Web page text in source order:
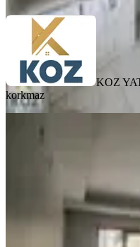
KOZ
korkmaz
Yeşilyurt,
3+1
180
27.000 ₺